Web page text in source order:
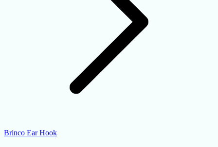
Brinco Ear Hook